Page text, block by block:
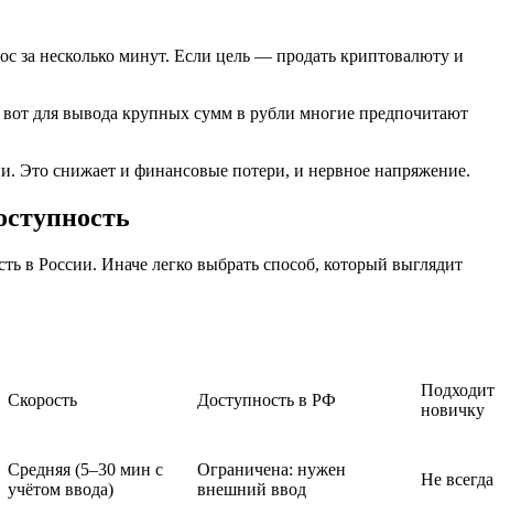
за несколько минут. Если цель — продать криптовалюту и
для вывода крупных сумм в рубли многие предпочитают
Это снижает и финансовые потери, и нервное напряжение.
в России. Иначе легко выбрать способ, который выглядит
Скорость Доступность в РФ
Подходит
новичку
Средняя (5–30 мин с
учётом ввода)
Ограничена: нужен
внешний ввод
Не всегда